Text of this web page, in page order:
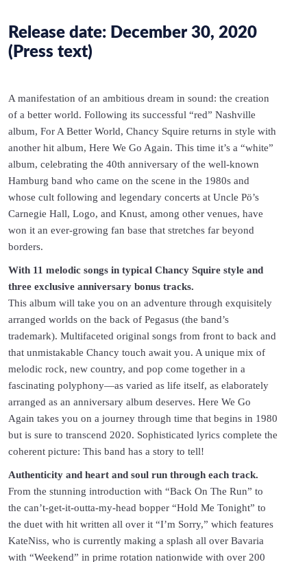
ALBUMS, EPS AND SINGLES
AGB
WIDERRUFSBELEHRUNG
DATENSCHUTZ
AGB
Release date: December 30, 2020
(Press text)
A manifestation of an ambitious dream in sound: the creation
of a better world. Following its successful “red” Nashville
album, For A Better World, Chancy Squire returns in style with
another hit album, Here We Go Again. This time it’s a “white”
album, celebrating the 40th anniversary of the well-known
Hamburg band who came on the scene in the 1980s and
whose cult following and legendary concerts at Uncle Pö’s
Carnegie Hall, Logo, and Knust, among other venues, have
won it an ever-growing fan base that stretches far beyond
borders.
With 11 melodic songs in typical Chancy Squire style and
three exclusive anniversary bonus tracks.
This album will take you on an adventure through exquisitely
arranged worlds on the back of Pegasus (the band’s
trademark). Multifaceted original songs from front to back and
that unmistakable Chancy touch await you. A unique mix of
melodic rock, new country, and pop come together in a
fascinating polyphony—as varied as life itself, as elaborately
arranged as an anniversary album deserves. Here We Go
Again takes you on a journey through time that begins in 1980
but is sure to transcend 2020. Sophisticated lyrics complete the
coherent picture: This band has a story to tell!
Authenticity and heart and soul run through each track.
From the stunning introduction with “Back On The Run” to
the can’t-get-it-outta-my-head bopper “Hold Me Tonight” to
the duet with hit written all over it “I’m Sorry,” which features
KateNiss, who is currently making a splash all over Bavaria
with “Weekend” in prime rotation nationwide with over 200